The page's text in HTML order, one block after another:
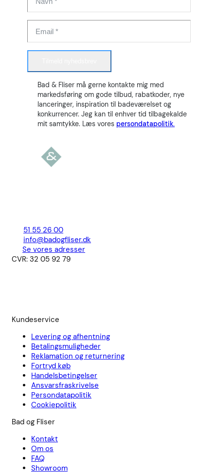
Bad & Fliser må gerne kontakte mig med
markedsføring om gode tilbud, rabatkoder, nye
lanceringer, inspiration til badeværelset og
konkurrencer. Jeg kan til enhver tid tilbagekalde
mit samtykke. Læs vores persondatapolitik.
51 55 26 00
info@badogfliser.dk
Se vores adresser
CVR: 32 05 92 79
Kundeservice
Levering og afhentning
Betalingsmuligheder
Reklamation og returnering
Fortryd køb
Handelsbetingelser
Ansvarsfraskrivelse
Persondatapolitik
Cookiepolitik
Bad og Fliser
Kontakt
Om os
FAQ
Showroom